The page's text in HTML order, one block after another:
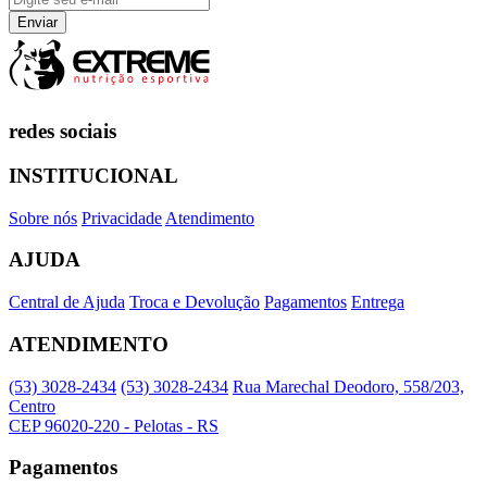
redes sociais
INSTITUCIONAL
Sobre nós Privacidade Atendimento
AJUDA
Central de Ajuda Troca e Devolução Pagamentos Entrega
ATENDIMENTO
(53) 3028-2434 (53) 3028-2434 Rua Marechal Deodoro, 558/203,
Centro
CEP 96020-220 - Pelotas - RS
Pagamentos